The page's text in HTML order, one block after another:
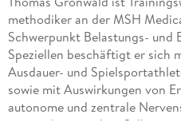
methodiker an der MSH
Schwerpunkt Belastungs- und
Speziellen beschäftigt er sich
Ausdauer- und
sowie mit Auswirkungen von
autonome und zentrale
systemdynamischen